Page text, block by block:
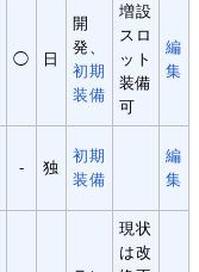
◯ 日
開
発、
初期
装備
増設
スロ
ット
装備
可
編
集
- 独
初期
装備
編
集
現状
は改